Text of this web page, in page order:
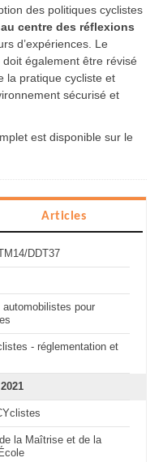
des politiques cyclistes
centre des réflexions
d’expériences. Le
également être révisé
la pratique cycliste et
sécurisé et
est disponible sur le
Articles
DDT37
pour
- réglementation et
la Maîtrise et de la